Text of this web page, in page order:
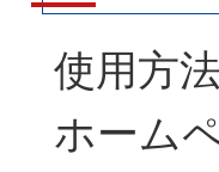
使用方
ホーム